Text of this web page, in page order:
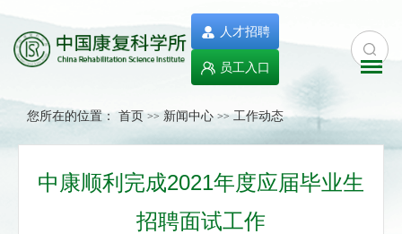
人才招聘
员工入口
您所在的位置： 首页 >> 新闻中心 >> 工作动态
中康顺利完成2021年度应届毕业生
招聘面试工作